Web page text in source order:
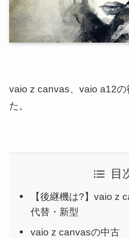
vaio z canvas、vaio a12の
た。
目
【後継機は?】vaio z
代替・新型
vaio z canvasの中古